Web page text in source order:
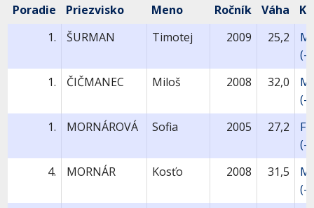
Poradie Priezvisko Meno Ročník Váha
1.
ŠURMAN Timotej 2009 25,2
(-
1.
ČIČMANEC Miloš 2008 32,0
(-
1.
MORNÁROVÁ Sofia 2005 27,2
(-
4.
MORNÁR Kosťo 2008 31,5
(-